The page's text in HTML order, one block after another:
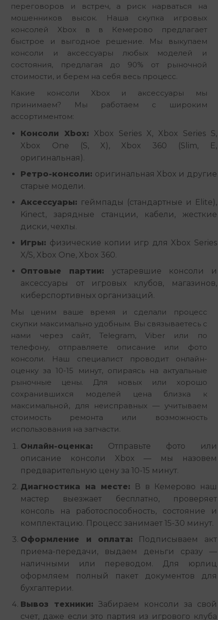
переговоров и встреч, а риск нарваться на
мошенников высок. Наша скупка игровых
консолей Xbox в в Кемерово предлагает
быстрое и выгодное решение. Мы выкупаем
консоли и аксессуары любых моделей и
состояния, предлагая до 90% от рыночной
стоимости, и берем на себя весь процесс.
Какие консоли Xbox и аксессуары мы
принимаем? Мы работаем с широким
ассортиментом:
Консоли Xbox: Xbox Series X, Xbox Series S,
Xbox One (S, X), Xbox 360 (Slim, E,
оригинальная).
Ретро-консоли: оригинальная Xbox и другие
старые модели.
Аксессуары: геймпады (стандартные и Elite),
Kinect, зарядные станции, кабели, жесткие
диски, чехлы.
Игры: физические копии игр для Xbox Series
X/S, Xbox One, Xbox 360.
Оптовые партии: устаревшие консоли и
аксессуары от игровых клубов, магазинов,
киберспортивных организаций.
Мы ценим ваше время и сделали процесс
скупки максимально удобным. Вы связываетесь с
нами через сайт, Telegram, Viber или по
телефону, отправляете описание или фото
консоли. Наш специалист проводит онлайн-
оценку за 10-15 минут, опираясь на актуальные
рыночные цены. Для новых или хорошо
сохранившихся моделей цена близка к
максимальной, для неисправных — учитываем
стоимость ремонта или возможность
использования на запчасти.
Онлайн-оценка: Отправьте фото или
описание консоли Xbox — мы назовем
предварительную цену за 10-15 минут.
Диагностика на месте: В в Кемерово наш
мастер выезжает бесплатно, проверяет
консоль на работоспособность, состояние и
комплектацию. Процесс занимает 15-30 минут.
Оформление и оплата: Подписываем акт
приема-передачи, выдаем деньги сразу —
наличными или переводом. Для юрлиц
оформляем полный пакет документов для
бухгалтерии.
Вывоз техники: Забираем консоли за свой
счет, даже если это партия из игрового клуба